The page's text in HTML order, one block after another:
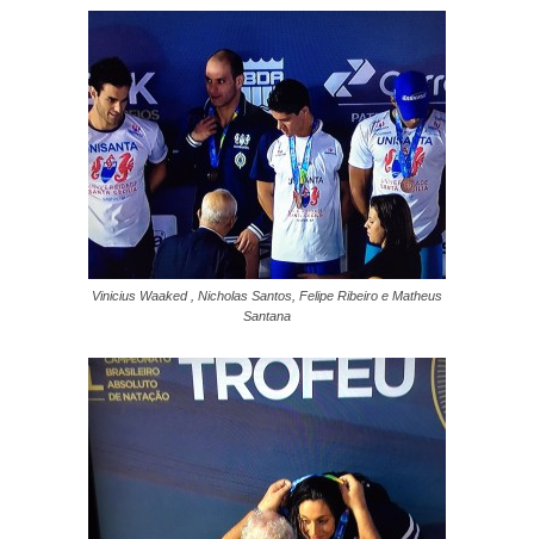
Vinicius Waaked , Nicholas Santos, Felipe Ribeiro e Matheus
Santana